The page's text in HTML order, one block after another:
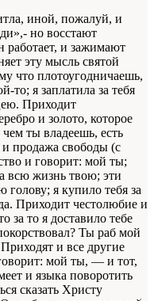
иной, пожалуй, и
но восстают
работает, и зажимают
эту мысль святой
что плотоугодничаешь,
то; я заплатила за тебя
Приходит
и золото, которое
ты владеешь, есть
и продажа свободы (с
и говорит: мой ты;
всю жизнь твою; эти
голову; я купило тебя за
Приходит честолюбие и
за то я доставило тебе
Ты раб мой
и все другие
мой ты, — и тот,
и языка поворотить
сказать Христу